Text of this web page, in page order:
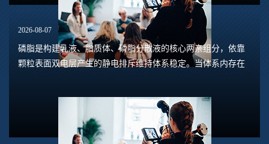
2026-08-07
磷脂是构建乳液、脂质体、磷脂分散液的核心两亲组分，依靠
颗粒表面双电层产生的静电排斥维持体系稳定。当体系内存在